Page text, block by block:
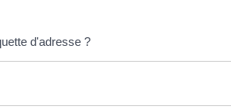
d'adresse ?